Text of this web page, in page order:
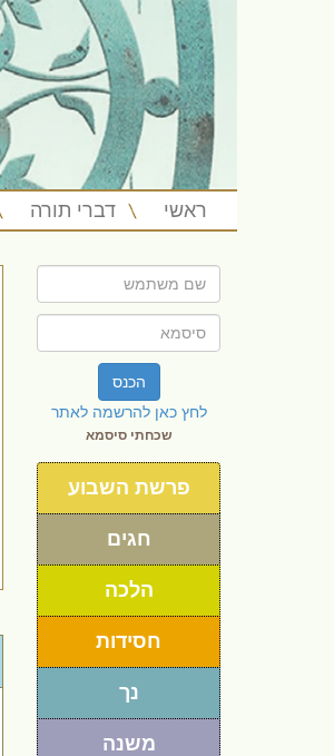
ראשי דברי תורה
הכנס
לחץ כאן להרשמה לאתר
שכחתי סיסמא
פרשת השבוע
חגים
הלכה
חסידות
נך
משנה